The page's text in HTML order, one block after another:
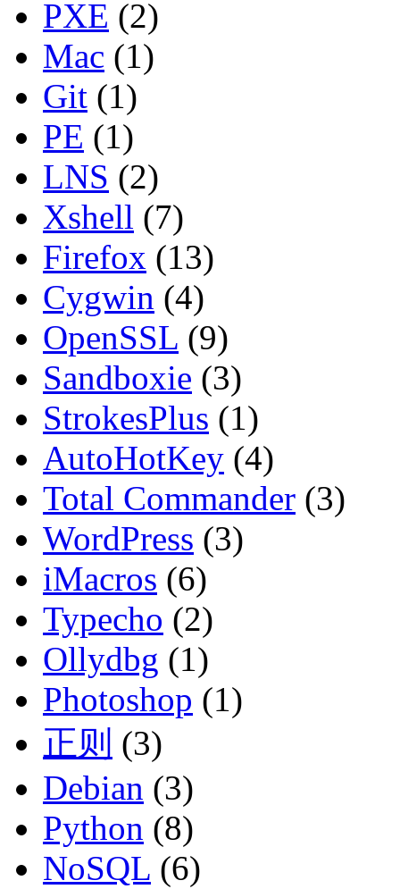
PXE (2)
Mac (1)
Git (1)
PE (1)
LNS (2)
Xshell (7)
Firefox (13)
Cygwin (4)
OpenSSL (9)
Sandboxie (3)
StrokesPlus (1)
AutoHotKey (4)
Total Commander (3)
WordPress (3)
iMacros (6)
Typecho (2)
Ollydbg (1)
Photoshop (1)
正则 (3)
Debian (3)
Python (8)
NoSQL (6)